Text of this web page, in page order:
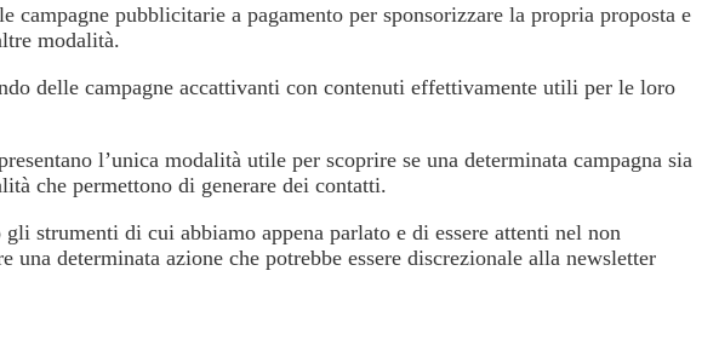
pubblicitarie a pagamento per sponsorizzare la propria proposta e
modalità.
delle campagne accattivanti con contenuti effettivamente utili per le loro
l’unica modalità utile per scoprire se una determinata campagna sia
che permettono di generare dei contatti.
strumenti di cui abbiamo appena parlato e di essere attenti nel non
determinata azione che potrebbe essere discrezionale alla newsletter